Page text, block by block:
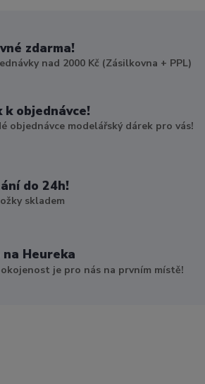
zdarma!
nad 2000 Kč (Zásilkovna + PPL)
k objednávce!
objednávce modelářský dárek pro vás!
do 24h!
skladem
na Heureka
je pro nás na prvním místě!